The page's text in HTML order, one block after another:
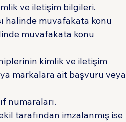
ve iletişim bilgileri.
halinde muvafakata konu
muvafakata konu
kimlik ve iletişim
markalara ait başvuru veya
numaraları.
tarafından imzalanmış ise